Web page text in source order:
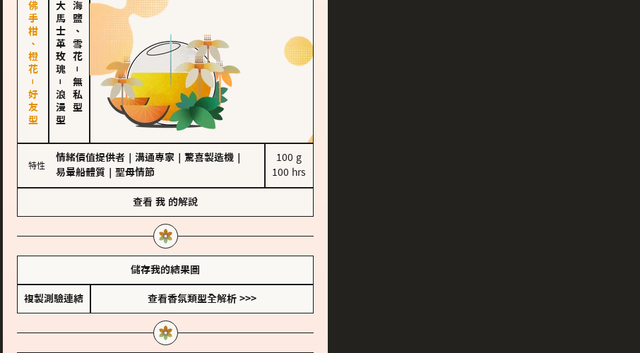
佛手柑、橙花－好友型 大馬士革玫瑰
－
浪漫型
海鹽、雪花
－
無私型
特性
情緒價值提供者 溝通專家 驚喜製造機
易暈船體質
聖母情節
100 g
100 hrs
查看 我 的解說
儲存我的結果圖
複製測驗連結 查看香氛類型全解析 >>>